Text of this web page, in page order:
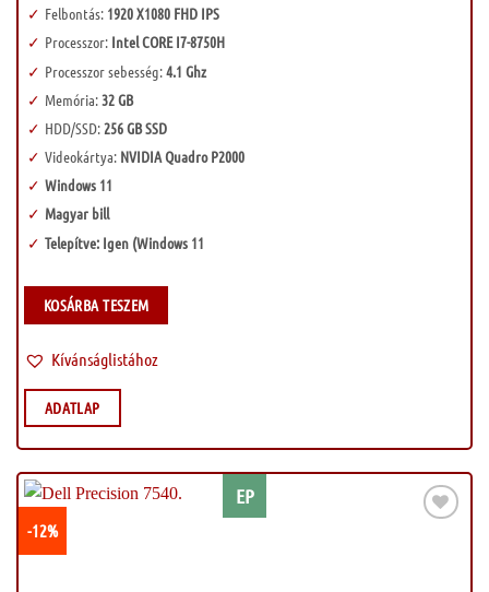
Felbontás: 1920 X1080 FHD IPS
Processzor:Intel CORE I7-8750H
Processzor sebesség:4.1 Ghz
Memória:32 GB
HDD/SSD:256 GB SSD
Videokártya: NVIDIA Quadro P2000
Windows 11
Magyar bill
Telepítve: Igen (Windows 11
KOSÁRBA TESZEM
Kívánságlistához
ADATLAP
EP
-12%